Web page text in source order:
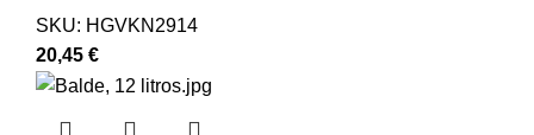
SKU: HGVKN2914
20,45 €